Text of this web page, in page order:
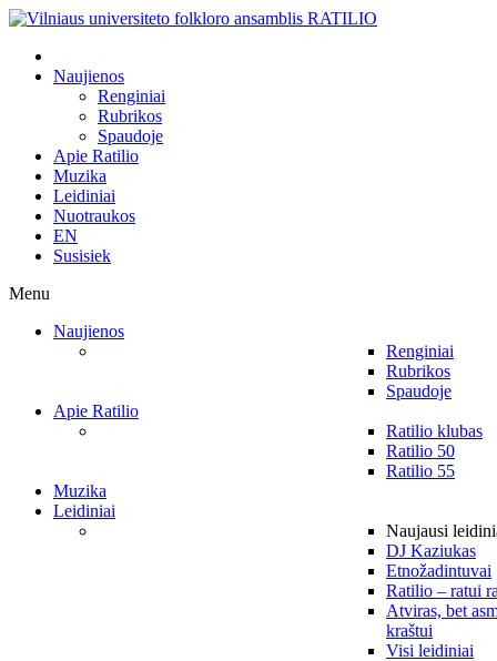
Naujienos
Renginiai
Rubrikos
Spaudoje
Apie Ratilio
Muzika
Leidiniai
Nuotraukos
EN
Susisiek
Menu
Naujienos
Renginiai
Rubrikos
Spaudoje
Apie Ratilio
Ratilio klubas
Ratilio 50
Ratilio 55
Muzika
Leidiniai
Naujausi
DJ Kaziukas
Etnožadintuvai
Ratilio – ratui
Atviras, bet
kraštui
Visi leidiniai